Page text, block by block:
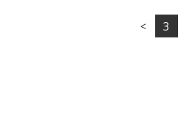
< 3